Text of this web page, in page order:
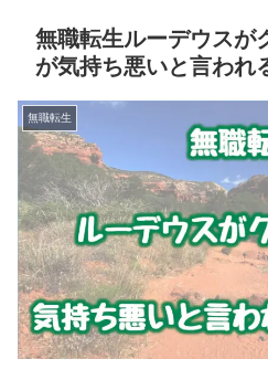
無職転生ルーデウスが
が気持ち悪いと言われ
無職転生